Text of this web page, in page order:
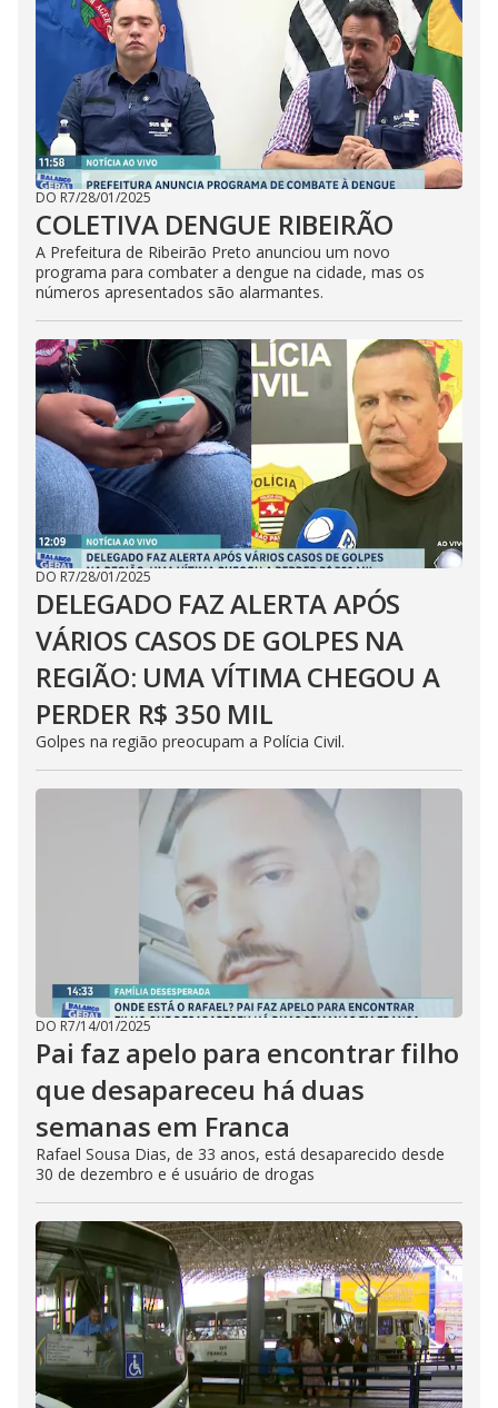
DO R7/28/01/2025
COLETIVA DENGUE RIBEIRÃO
A Prefeitura de Ribeirão Preto anunciou um novo
programa para combater a dengue na cidade, mas os
números apresentados são alarmantes.
DO R7/28/01/2025
DELEGADO FAZ ALERTA APÓS
VÁRIOS CASOS DE GOLPES NA
REGIÃO: UMA VÍTIMA CHEGOU A
PERDER R$ 350 MIL
Golpes na região preocupam a Polícia Civil.
DO R7/14/01/2025
Pai faz apelo para encontrar filho
que desapareceu há duas
semanas em Franca
Rafael Sousa Dias, de 33 anos, está desaparecido desde
30 de dezembro e é usuário de drogas